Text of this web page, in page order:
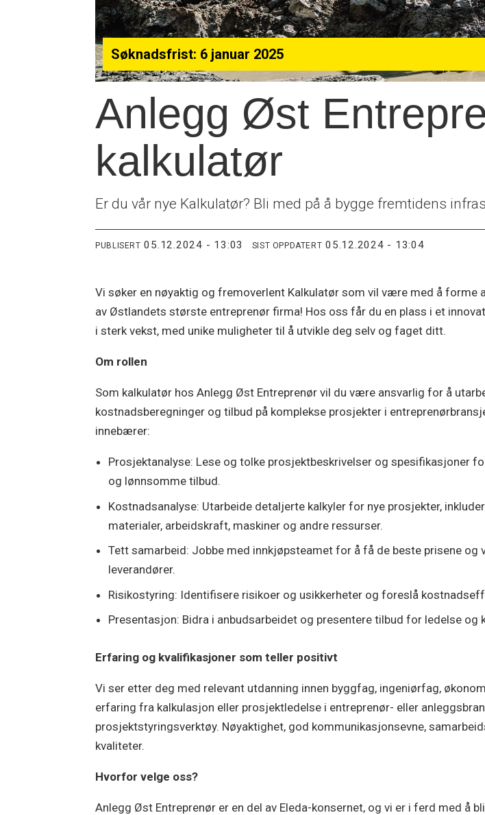
Søknadsfrist: 6 januar 2025
Anlegg Øst
kalkulatør
Er du vår nye Kalkulatør? Bli med på å bygge fremtidens
PUBLISERT 05.12.2024 - 13:03 SIST OPPDATERT 05.12.2024 - 13:04
Vi søker en nøyaktig og fremoverlent Kalkulatør som vil være med å forme
av Østlandets største entreprenør firma! Hos oss får du en plass i et
i sterk vekst, med unike muligheter til å utvikle deg selv og faget ditt.
Om rollen
Som kalkulatør hos Anlegg Øst Entreprenør vil du være ansvarlig for å
kostnadsberegninger og tilbud på komplekse prosjekter i
innebærer:
Prosjektanalyse: Lese og tolke prosjektbeskrivelser og spesifikasjoner
og lønnsomme tilbud.
Kostnadsanalyse: Utarbeide detaljerte kalkyler for nye prosjekter,
materialer, arbeidskraft, maskiner og andre ressurser.
Tett samarbeid: Jobbe med innkjøpsteamet for å få de beste prisene og
leverandører.
Risikostyring: Identifisere risikoer og usikkerheter og foreslå
Presentasjon: Bidra i anbudsarbeidet og presentere tilbud for ledelse og
Erfaring og kvalifikasjoner som teller positivt
Vi ser etter deg med relevant utdanning innen byggfag, ingeniørfag,
erfaring fra kalkulasjon eller prosjektledelse i entreprenør- eller
prosjektstyringsverktøy. Nøyaktighet, god kommunikasjonsevne,
kvaliteter.
Hvorfor velge oss?
Anlegg Øst Entreprenør er en del av Eleda-konsernet, og vi er i ferd med å